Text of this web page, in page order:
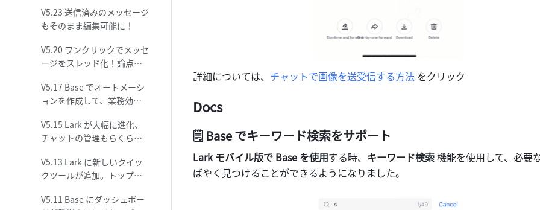
めましょう！
V5.23 送信済みのメッセージ
もそのまま編集可能に！
V5.20 ワンクリックでメッセ
ージをスレッド化！論点を
V5.17 Base でオートメーシ
ョンを作成して、業務効率
V5.15 Lark が大幅に進化、
チャットの管理もらくらく
V5.13 Lark に新しいクイッ
クツールが追加。トップ画
使う機能を開きましょう！
V5.11 Base にダッシュボー
詳細については、 チャットで画像を送受信する方法 をクリック
Docs
🗒 Base でキーワード検索をサポート
Lark モバイル版で Base を使用する時、 キーワード検索 機能を使用して、必要
ばやく見つけることができるようになりました。